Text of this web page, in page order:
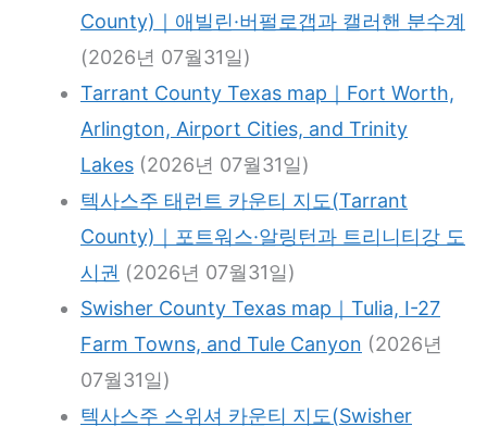
County)｜애빌린·버펄로갭과 캘러핸 분수계
(2026년 07월31일)
Tarrant County Texas map｜Fort Worth,
Arlington, Airport Cities, and Trinity
Lakes (2026년 07월31일)
텍사스주 태런트 카운티 지도(Tarrant
County)｜포트워스·알링턴과 트리니티강 도
시권 (2026년 07월31일)
Swisher County Texas map｜Tulia, I-27
Farm Towns, and Tule Canyon (2026년
07월31일)
텍사스주 스위셔 카운티 지도(Swisher